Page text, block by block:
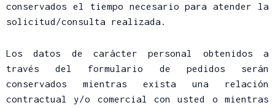
conservados el tiempo necesario para atender la
solicitud/consulta realizada.
Los datos de carácter personal obtenidos a
través del formulario de pedidos serán
conservados mientras exista una relación
contractual y/o comercial con usted o mientras